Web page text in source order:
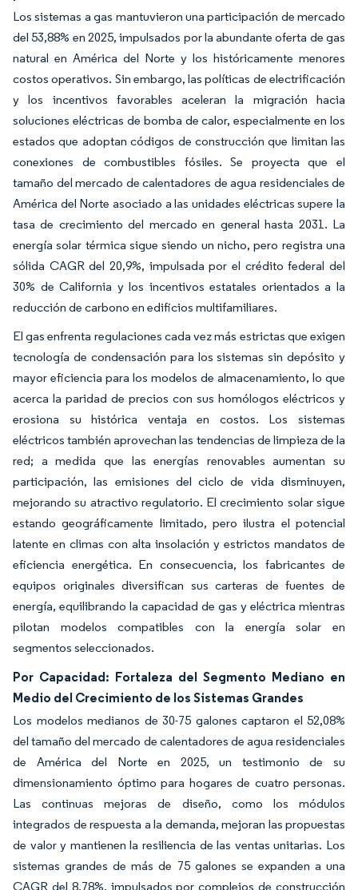
Los sistemas a gas mantuvieron una participación de mercado
del 53,88% en 2025, impulsados por la abundante oferta de gas
natural en América del Norte y los históricamente menores
costos operativos. Sin embargo, las políticas de electrificación
y los incentivos favorables aceleran la migración hacia
soluciones eléctricas de bomba de calor, especialmente en los
estados que adoptan códigos de construcción que limitan las
conexiones de combustibles fósiles. Se proyecta que el
tamaño del mercado de calentadores de agua residenciales de
América del Norte asociado a las unidades eléctricas supere la
tasa de crecimiento del mercado en general hasta 2031. La
energía solar térmica sigue siendo un nicho, pero registra una
sólida CAGR del 20,9%, impulsada por el crédito federal del
30% de California y los incentivos estatales orientados a la
reducción de carbono en edificios multifamiliares.
El gas enfrenta regulaciones cada vez más estrictas que exigen
tecnología de condensación para los sistemas sin depósito y
mayor eficiencia para los modelos de almacenamiento, lo que
acerca la paridad de precios con sus homólogos eléctricos y
erosiona su histórica ventaja en costos. Los sistemas
eléctricos también aprovechan las tendencias de limpieza de la
red; a medida que las energías renovables aumentan su
participación, las emisiones del ciclo de vida disminuyen,
mejorando su atractivo regulatorio. El crecimiento solar sigue
estando geográficamente limitado, pero ilustra el potencial
latente en climas con alta insolación y estrictos mandatos de
eficiencia energética. En consecuencia, los fabricantes de
equipos originales diversifican sus carteras de fuentes de
energía, equilibrando la capacidad de gas y eléctrica mientras
pilotan modelos compatibles con la energía solar en
segmentos seleccionados.
Por Capacidad: Fortaleza del Segmento Mediano en
Medio del Crecimiento de los Sistemas Grandes
Los modelos medianos de 30-75 galones captaron el 52,08%
del tamaño del mercado de calentadores de agua residenciales
de América del Norte en 2025, un testimonio de su
dimensionamiento óptimo para hogares de cuatro personas.
Las continuas mejoras de diseño, como los módulos
integrados de respuesta a la demanda, mejoran las propuestas
de valor y mantienen la resiliencia de las ventas unitarias. Los
sistemas grandes de más de 75 galones se expanden a una
CAGR del 8,78%, impulsados por complejos de construcción